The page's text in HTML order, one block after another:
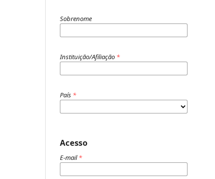
Sobrenome
Instituição/Afiliação *
País *
Acesso
E-mail*